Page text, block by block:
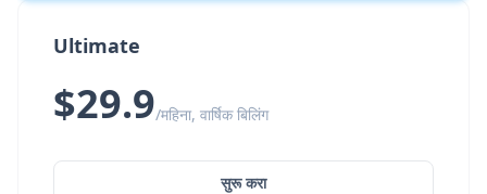
Ultimate
$29.9/महिना, वार्षिक बिलिंग
सुरू करा